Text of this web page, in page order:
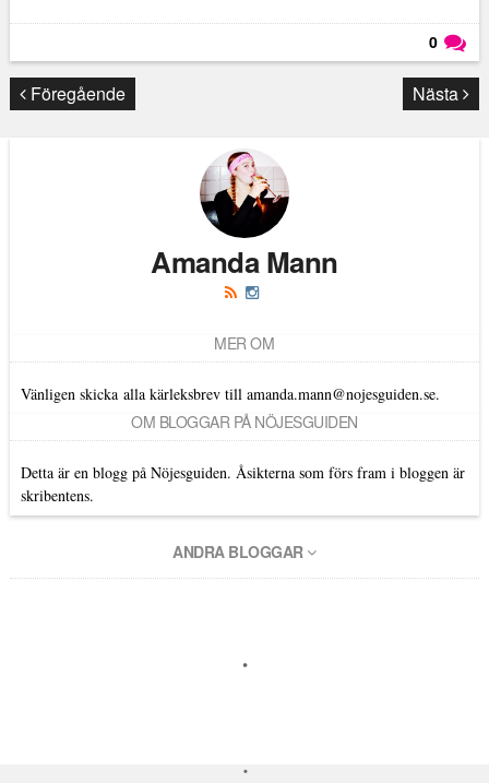
0
Läs kommentarer (0)
Föregående Nästa
Amanda Mann
MER OM
Vänligen skicka alla kärleksbrev till amanda.mann@nojesguiden.se.
OM BLOGGAR PÅ NÖJESGUIDEN
Detta är en blogg på Nöjesguiden. Åsikterna som förs fram i bloggen är
skribentens.
ANDRA BLOGGAR